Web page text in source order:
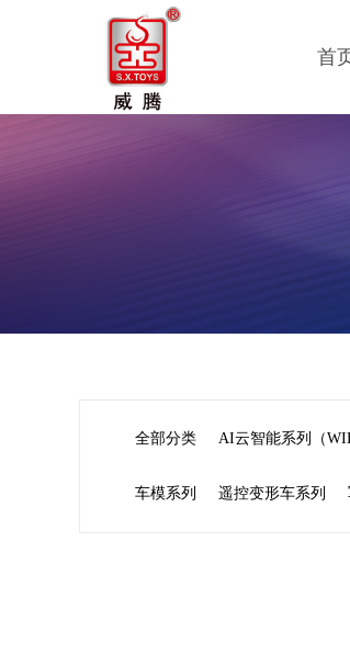
首
全部分类 AI云智能系列（
车模系列 遥控变形车系列